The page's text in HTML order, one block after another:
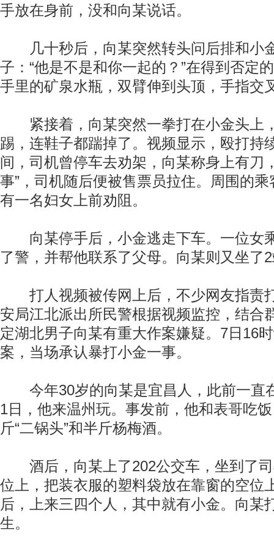
手放在身前，没和向某说话。
几十秒后，向某突然转头问后排和小
子：“他是不是和你一起的？”在得到否定
手里的矿泉水瓶，双臂伸到头顶，手指交
紧接着，向某突然一拳打在小金头上
踢，连鞋子都踹掉了。视频显示，殴打持
间，司机曾停车去劝架，向某称身上有刀
事”，司机随后便被售票员拉住。周围的
有一名妇女上前劝阻。
向某停手后，小金逃走下车。一位女
了警，并帮他联系了父母。向某则又坐了
打人视频被传网上后，不少网友指责
安局江北派出所民警根据视频监控，结合
定湖北男子向某有重大作案嫌疑。7日16
案，当场承认暴打小金一事。
今年30岁的向某是宜昌人，此前一直
1日，他来温州玩。事发前，他和表哥吃
斤“二锅头”和半斤杨梅酒。
酒后，向某上了202公交车，坐到了司
位上，把装衣服的塑料袋放在靠窗的空位
后，上来三四个人，其中就有小金。向某
生。